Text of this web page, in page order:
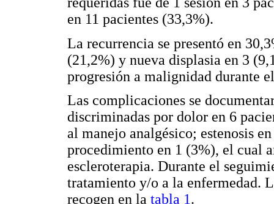
en 11 pacientes (33,3%).
La recurrencia se presentó en
(21,2%) y nueva displasia en 3
progresión a malignidad durante
Las complicaciones se
discriminadas por dolor en 6
al manejo analgésico; estenosis
procedimiento en 1 (3%), el cual
escleroterapia. Durante el
tratamiento y/o a la enfermedad.
recogen en la tabla 1.